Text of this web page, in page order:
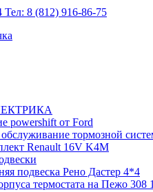
Тел: 8 (812) 916-86-75
powershift от Ford
тормозной
Renault 16V K4M
подвеска Рено Дастер 4*4
термостата на Пежо 308